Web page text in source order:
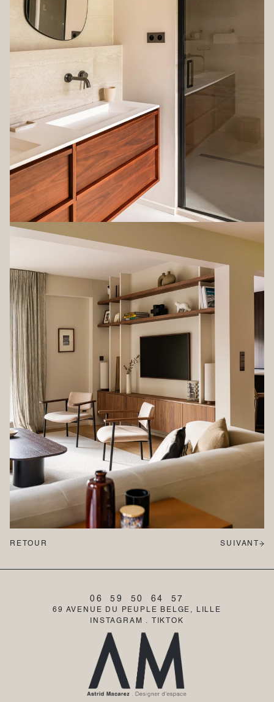
RETOUR SUIVANT
06  59  50  64  57
69 AVENUE DU PEUPLE BELGE, LILLE
INSTAGRAM
. TIKTOK